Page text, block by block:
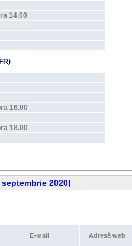
14.00
16.00
18.00
2020)
E-mail Adresă web